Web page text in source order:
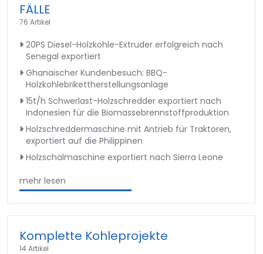
FÄLLE
76 Artikel
20PS Diesel-Holzkohle-Extruder erfolgreich nach
Senegal exportiert
Ghanaischer Kundenbesuch: BBQ-
Holzkohlebrikettherstellungsanlage
15t/h Schwerlast-Holzschredder exportiert nach
Indonesien für die Biomassebrennstoffproduktion
Holzschreddermaschine mit Antrieb für Traktoren,
exportiert auf die Philippinen
Holzschälmaschine exportiert nach Sierra Leone
mehr lesen
Komplette Kohleprojekte
14 Artikel